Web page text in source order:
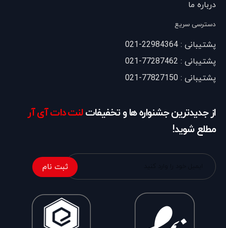
درباره ما
دسترسی سریع
پشتیبانی : 22984364-021
پشتیبانی : 77287462-021
پشتیبانی : 77827150-021
از جدیدترین جشنواره ها و تخفیفاتلنت دات آی آر
مطلع شوید!
ثبت نام